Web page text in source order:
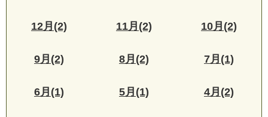
12月(2) 11月(2) 10月(2)
9月(2) 8月(2) 7月(1)
6月(1) 5月(1) 4月(2)